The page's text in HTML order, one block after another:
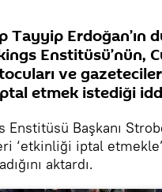
Tayyip Erdoğan’ın
Enstitüsü’nün,
ve
etmek istediği
Başkanı
‘etkinliği iptal
aktardı.